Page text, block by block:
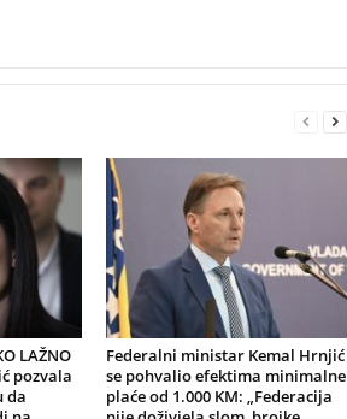
LAŽNO
pozvala
da
Federalni ministar Kemal Hrnjić
se pohvalio efektima minimalne
plaće od 1.000 KM: „Federacija